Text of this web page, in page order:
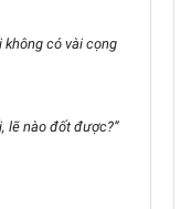
không có vài cọng
lẽ nào đốt được?”